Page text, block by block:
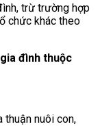
trừ trường hợp
chức khác theo
đình thuộc
thuận nuôi con,